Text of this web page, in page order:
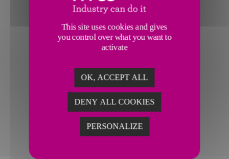
This site uses cookies and gives
you control over what you want to
activate
OK, ACCEPT ALL
DENY ALL COOKIES
PERSONALIZE